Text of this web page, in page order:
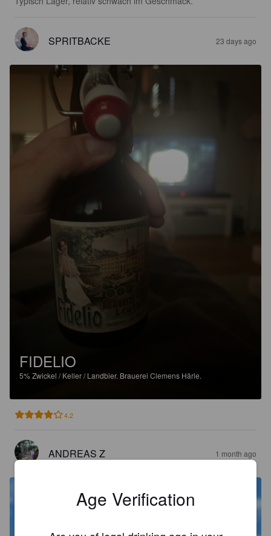
SPRITBACKE 23 days ago
FIDELIO
5%Zwickel / Keller / Landbier. Brauerei Clemens Härle.
4.2
ANDREAS Z 1 month ago
Age Verification